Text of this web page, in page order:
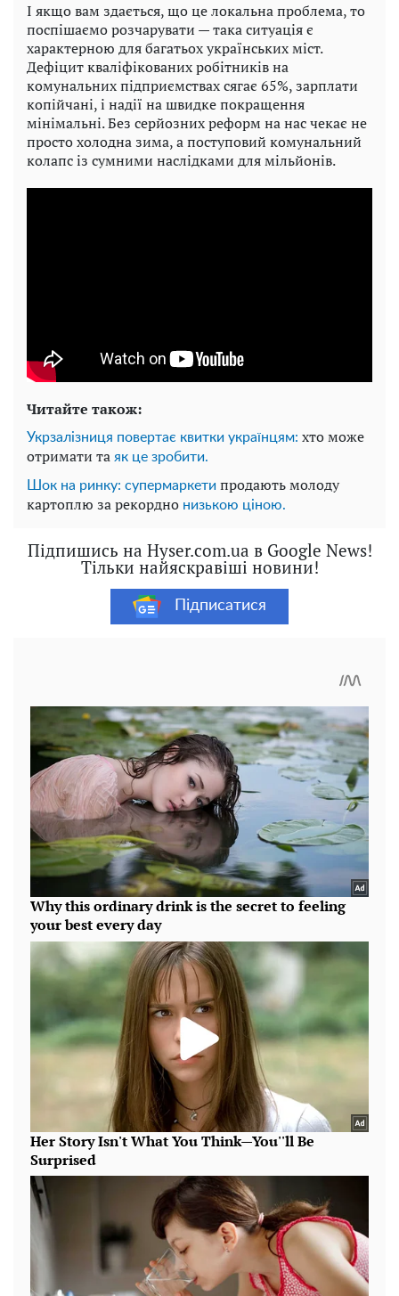
І якщо вам здається, що це локальна проблема, то
поспішаємо розчарувати — така ситуація є
характерною для багатьох українських міст.
Дефіцит кваліфікованих робітників на
комунальних підприємствах сягає 65%, зарплати
копійчані, і надії на швидке покращення
мінімальні. Без серйозних реформ на нас чекає не
просто холодна зима, а поступовий комунальний
колапс із сумними наслідками для мільйонів.
Читайте також:
Укрзалізниця повертає квитки українцям: хто може
отримати та як це зробити.
Шок на ринку: супермаркети продають молоду
картоплю за рекордно низькою ціною.
Підпишись на Hyser.com.ua в Google News!
Тільки найяскравіші новини!
Підписатися